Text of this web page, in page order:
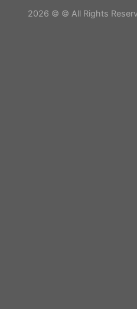
2026 © © All Rights